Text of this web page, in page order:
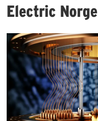
Electric Norge